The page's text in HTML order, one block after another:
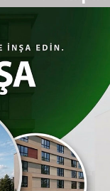
geçen
E.ON
ve
yaptı.
Müdürlüğü,
ve Müşteri